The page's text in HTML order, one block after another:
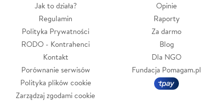
Jak to działa?
Regulamin
Polityka Prywatności
RODO - Kontrahenci
Kontakt
Porównanie serwisów
Polityka plików cookie
Zarządzaj zgodami cookie
Opinie
Raporty
Za darmo
Blog
Dla NGO
Fundacja Pomagam.pl